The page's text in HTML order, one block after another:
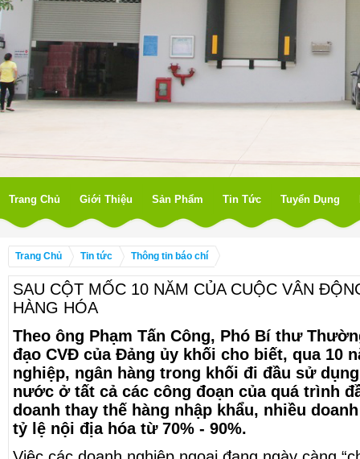
Trang Chủ Giới Thiệu Sản Phẩm Tin Tức Tuyển Dụng
Trang Chủ Tin tức Thông tin báo chí
SAU CỘT MỐC 10 NĂM CỦA CUỘC VÂN
HÀNG HÓA
Theo ông Phạm Tấn Công, Phó Bí thư
đạo CVĐ của Đảng ủy khối cho biết, qua 10
nghiệp, ngân hàng trong khối đi đầu sử
nước ở tất cả các công đoạn của quá trình
doanh thay thế hàng nhập khẩu, nhiều
tỷ lệ nội địa hóa từ 70% - 90%.